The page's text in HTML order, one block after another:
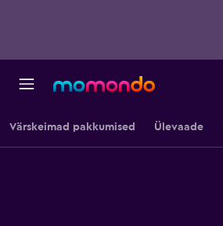
Värskeimad pakkumised Ülevaade